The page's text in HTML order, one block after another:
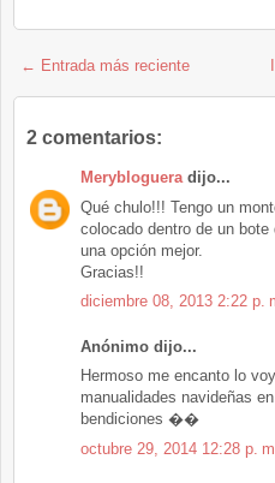
← Entrada más reciente
2 comentarios:
Meryblogueradijo...
Qué chulo!!! Tengo un
colocado dentro de un
una opción mejor.
Gracias!!
diciembre 08, 2013 2:22 p.
Anónimo dijo...
Hermoso me encanto lo
manualidades navideñas
bendiciones ��
octubre 29, 2014 12:28 p. m.